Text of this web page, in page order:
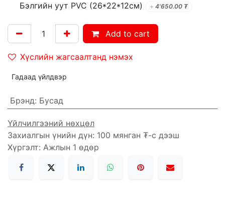
Бэлгийн уут PVC (26*22*12см) + 4'650.00₮
Add to cart
Хүслийн жагсаалтанд нэмэх
Гадаад үйлдвэр
Брэнд: Бусад
Үйлчилгээний нөхцөл
Захиалгын үнийн дүн: 100 мянган ₮-с дээш
Хүргэлт: Ажлын 1 өдөр